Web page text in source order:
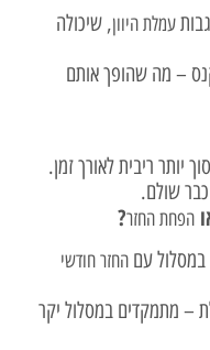
עמלת היוון, שיכולה
– מה שהופך אותם
יותר ריבית לאורך זמן.
שולם.
הפחת החזר?
במסלול עםהחזר חודשי
– מתמקדים במסלול יקר